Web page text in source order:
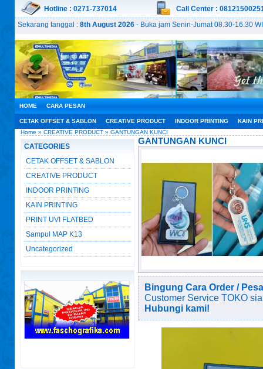
Sekarang tanggal : 8th August 2026 - Buka jam Senin-Jumat 08.30-16.30
HOME CARA PESAN
CETAK OFFSET & SABLON CREATIVE PRODUCT INDOOR PRINTING
KAIN
Home » CREATIVE PRODUCT » GANTUNGAN KUNCI
CATEGORIES
CETAK OFFSET & SABLON
CREATIVE PRODUCT
INDOOR PRINTING
KAIN PRINTING
PRINT UVI FLATBED
Sampul MAP K13
Uncategorized
GANTUNGAN KUNCI
Bingung Cara Order /
Customer Service TOKO
Hubungi kami!
Hotline : 0271-737014 Call Center :